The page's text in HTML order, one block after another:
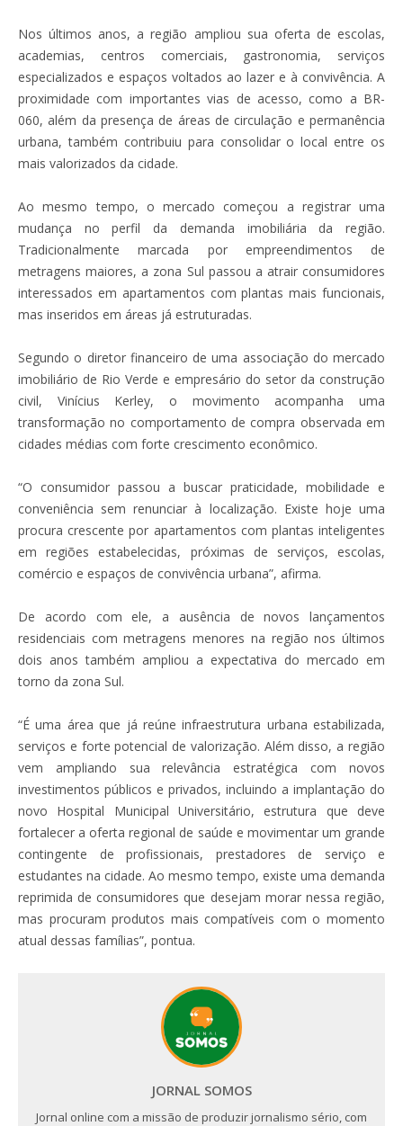
Nos últimos anos, a região ampliou sua oferta de escolas,
academias, centros comerciais, gastronomia, serviços
especializados e espaços voltados ao lazer e à convivência. A
proximidade com importantes vias de acesso, como a BR-
060, além da presença de áreas de circulação e permanência
urbana, também contribuiu para consolidar o local entre os
mais valorizados da cidade.
Ao mesmo tempo, o mercado começou a registrar uma
mudança no perfil da demanda imobiliária da região.
Tradicionalmente marcada por empreendimentos de
metragens maiores, a zona Sul passou a atrair consumidores
interessados em apartamentos com plantas mais funcionais,
mas inseridos em áreas já estruturadas.
Segundo o diretor financeiro de uma associação do mercado
imobiliário de Rio Verde e empresário do setor da construção
civil, Vinícius Kerley, o movimento acompanha uma
transformação no comportamento de compra observada em
cidades médias com forte crescimento econômico.
“O consumidor passou a buscar praticidade, mobilidade e
conveniência sem renunciar à localização. Existe hoje uma
procura crescente por apartamentos com plantas inteligentes
em regiões estabelecidas, próximas de serviços, escolas,
comércio e espaços de convivência urbana”, afirma.
De acordo com ele, a ausência de novos lançamentos
residenciais com metragens menores na região nos últimos
dois anos também ampliou a expectativa do mercado em
torno da zona Sul.
“É uma área que já reúne infraestrutura urbana estabilizada,
serviços e forte potencial de valorização. Além disso, a região
vem ampliando sua relevância estratégica com novos
investimentos públicos e privados, incluindo a implantação do
novo Hospital Municipal Universitário, estrutura que deve
fortalecer a oferta regional de saúde e movimentar um grande
contingente de profissionais, prestadores de serviço e
estudantes na cidade. Ao mesmo tempo, existe uma demanda
reprimida de consumidores que desejam morar nessa região,
mas procuram produtos mais compatíveis com o momento
atual dessas famílias”, pontua.
JORNAL SOMOS
Jornal online com a missão de produzir jornalismo sério, com